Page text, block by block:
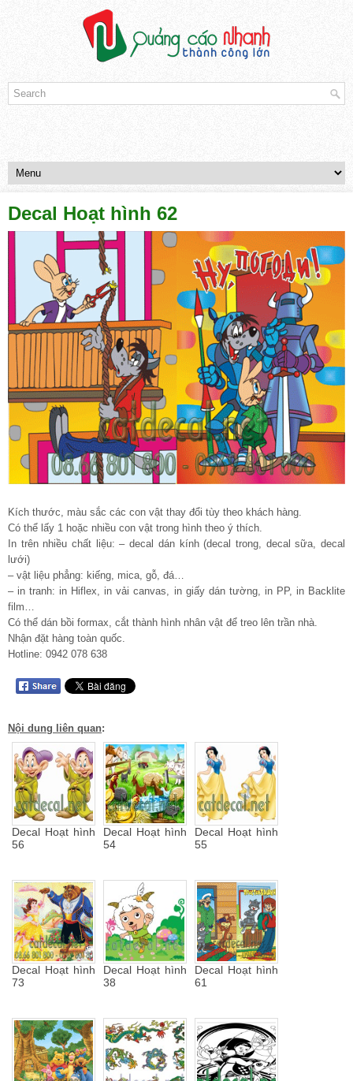
Decal Hoạt hình 62
Kích thước, màu sắc các con vật thay đổi tùy theo khách hàng.
Có thể lấy 1 hoặc nhiều con vật trong hình theo ý thích.
In trên nhiều chất liệu: – decal dán kính (decal trong, decal sữa, decal
lưới)
– vật liệu phẳng: kiếng, mica, gỗ, đá…
– in tranh: in Hiflex, in vải canvas, in giấy dán tường, in PP, in Backlite
film…
Có thể dán bồi formax, cắt thành hình nhân vật để treo lên trần nhà.
Nhận đặt hàng toàn quốc.
Hotline: 0942 078 638
Nội dung liên quan:
Decal Hoạt hình
56
Decal Hoạt hình
54
Decal Hoạt hình
55
Decal Hoạt hình
73
Decal Hoạt hình
38
Decal Hoạt hình
61